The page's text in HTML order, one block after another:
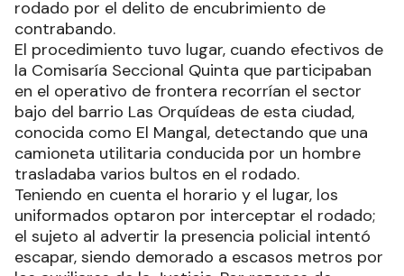
rodado por el delito de encubrimiento de
contrabando.
El procedimiento tuvo lugar, cuando efectivos de
la Comisaría Seccional Quinta que participaban
en el operativo de frontera recorrían el sector
bajo del barrio Las Orquídeas de esta ciudad,
conocida como El Mangal, detectando que una
camioneta utilitaria conducida por un hombre
trasladaba varios bultos en el rodado.
Teniendo en cuenta el horario y el lugar, los
uniformados optaron por interceptar el rodado;
el sujeto al advertir la presencia policial intentó
escapar, siendo demorado a escasos metros por